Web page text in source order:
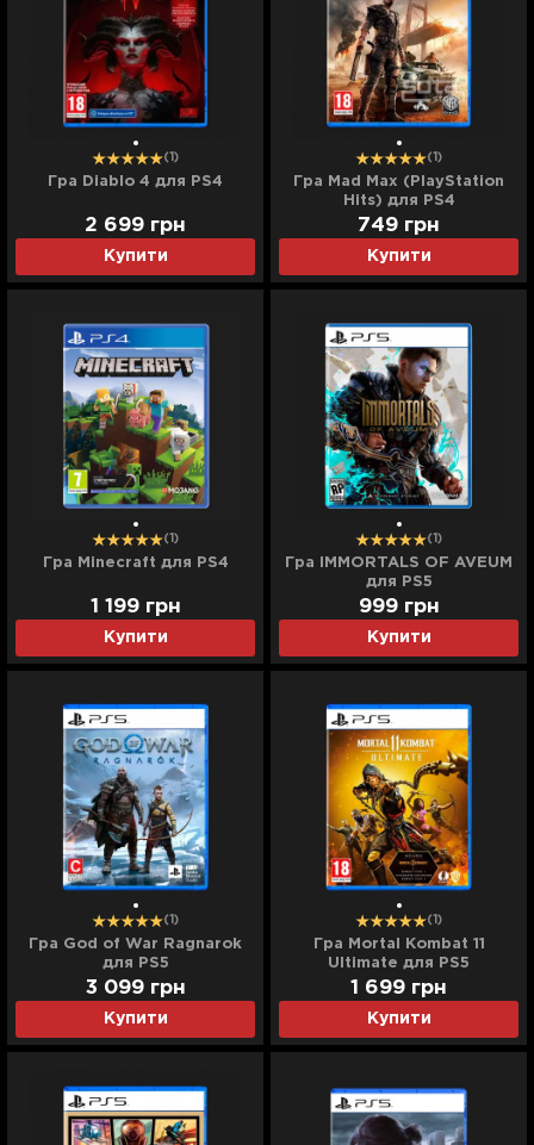
(1)
Гра Diablo 4 для PS4
Купити
2 699 грн
(1)
Гра Mad Max (PlayStation
Hits) для PS4
Купити
749 грн
(1)
Гра Minecraft для PS4
Купити
1 199 грн
(1)
Гра IMMORTALS OF AVEUM
для PS5
Купити
999 грн
(1)
Гра God of War Ragnarok
для PS5
Купити
3 099 грн
(1)
Гра Mortal Kombat 11
Ultimate для PS5
Купити
1 699 грн